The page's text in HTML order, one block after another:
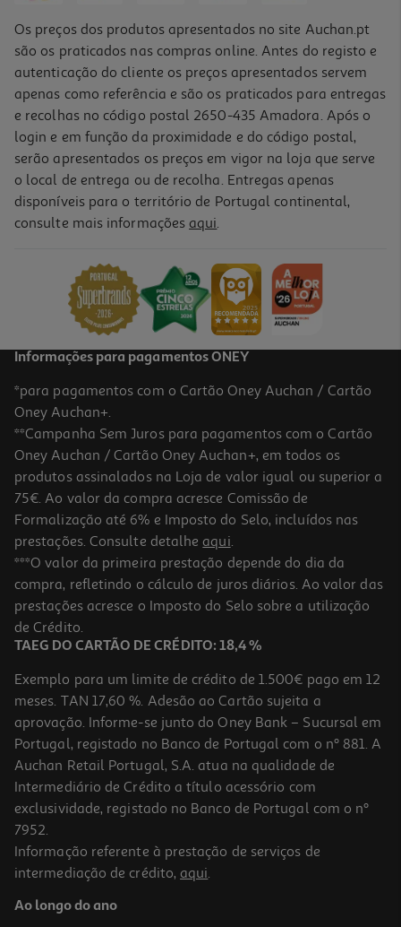
Os preços dos produtos apresentados no site Auchan.pt
são os praticados nas compras online. Antes do registo e
autenticação do cliente os preços apresentados servem
apenas como referência e são os praticados para entregas
e recolhas no código postal 2650-435 Amadora. Após o
login e em função da proximidade e do código postal,
serão apresentados os preços em vigor na loja que serve
o local de entrega ou de recolha. Entregas apenas
disponíveis para o território de Portugal continental,
consulte mais informações aqui.
Informações para pagamentos ONEY
*para pagamentos com o Cartão Oney Auchan / Cartão
Oney Auchan+.
**Campanha Sem Juros para pagamentos com o Cartão
Oney Auchan / Cartão Oney Auchan+, em todos os
produtos assinalados na Loja de valor igual ou superior a
75€. Ao valor da compra acresce Comissão de
Formalização até 6% e Imposto do Selo, incluídos nas
prestações. Consulte detalhe aqui.
***O valor da primeira prestação depende do dia da
compra, refletindo o cálculo de juros diários. Ao valor das
prestações acresce o Imposto do Selo sobre a utilização
de Crédito.
TAEG DO CARTÃO DE CRÉDITO: 18,4 %
Exemplo para um limite de crédito de 1.500€ pago em 12
meses. TAN 17,60 %. Adesão ao Cartão sujeita a
aprovação. Informe-se junto do Oney Bank – Sucursal em
Portugal, registado no Banco de Portugal com o nº 881. A
Auchan Retail Portugal, S.A. atua na qualidade de
Intermediário de Crédito a título acessório com
exclusividade, registado no Banco de Portugal com o nº
7952.
Informação referente à prestação de serviços de
intermediação de crédito, aqui.
Ao longo do ano